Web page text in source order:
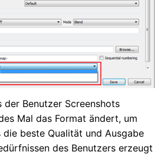
der Benutzer Screenshots
Mal das Format ändert, um
die beste Qualität und Ausgabe
des Benutzers erzeugt